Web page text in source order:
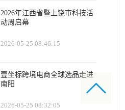
2026年江西省暨上饶市科技活
动周启幕
2026-05-25 08:46:15
壹坐标跨境电商全球选品走进
南阳
2026-05-25 08:32:05